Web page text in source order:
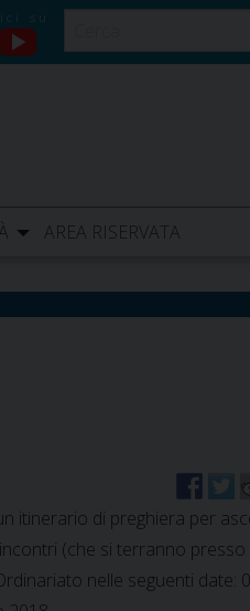
YouTube
AREA RISERVATA
itinerario di preghiera per
(che si terranno presso
nelle seguenti date: